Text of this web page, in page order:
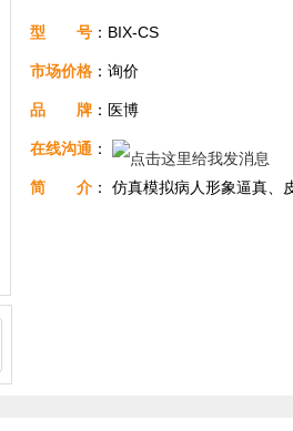
型 号 ：BIX-CS
市场价格 ：询价
品 牌 ：医博
在线沟通 ：
简 介 ： 仿真模拟病人形象逼真、